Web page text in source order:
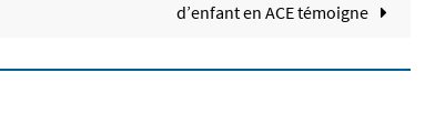
d’enfant en ACE témoigne